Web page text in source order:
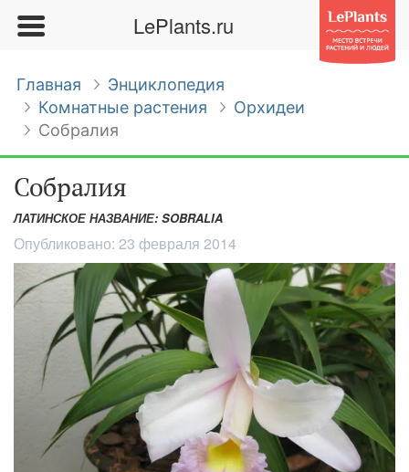
LePlants.ru
Главная
Энциклопедия
Комнатные растения
Орхидеи
Собралия
Собралия
ЛАТИНСКОЕ НАЗВАНИЕ: SOBRALIA
Опубликовано: 23 февраля 2014